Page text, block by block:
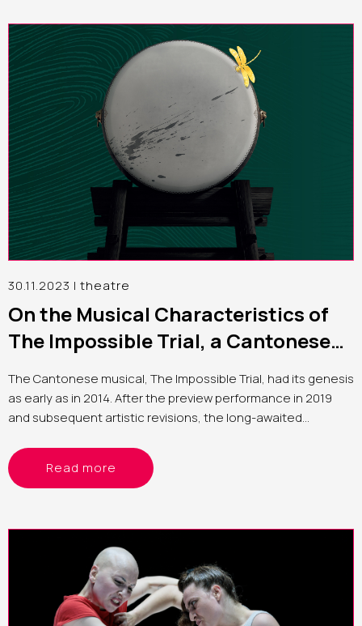
30.11.2023 | theatre
On the Musical Characteristics of
The Impossible Trial, a Cantonese
The Cantonese musical, The Impossible Trial, had its genesis
as early as in 2014. After the preview performance in 2019
and subsequent artistic revisions, the long-awaited
a span of eight years since the commencement of the
preparation work
Read more